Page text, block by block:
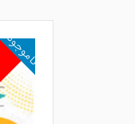
ناموجود